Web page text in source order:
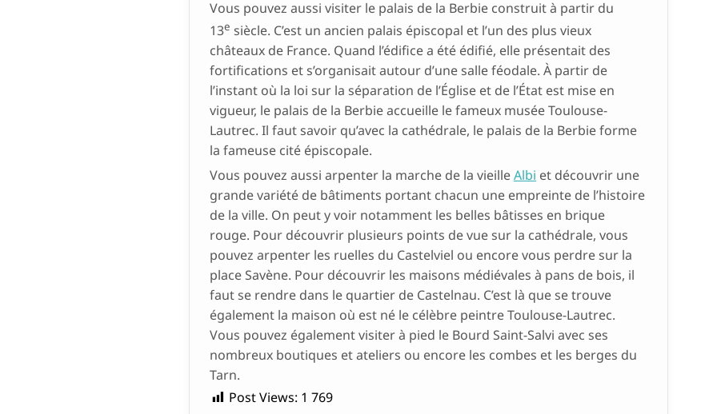
Vous pouvez aussi visiter le palais de la Berbie construit à partir du
13e siècle. C’est un ancien palais épiscopal et l’un des plus vieux
châteaux de France. Quand l’édifice a été édifié, elle présentait des
fortifications et s’organisait autour d’une salle féodale. À partir de
l’instant où la loi sur la séparation de l’Église et de l’État est mise en
vigueur, le palais de la Berbie accueille le fameux musée Toulouse-
Lautrec. Il faut savoir qu’avec la cathédrale, le palais de la Berbie forme
la fameuse cité épiscopale.
Vous pouvez aussi arpenter la marche de la vieilleAlbi et découvrir une
grande variété de bâtiments portant chacun une empreinte de l’histoire
de la ville. On peut y voir notamment les belles bâtisses en brique
rouge. Pour découvrir plusieurs points de vue sur la cathédrale, vous
pouvez arpenter les ruelles du Castelviel ou encore vous perdre sur la
place Savène. Pour découvrir les maisons médiévales à pans de bois, il
faut se rendre dans le quartier de Castelnau. C’est là que se trouve
également la maison où est né le célèbre peintre Toulouse-Lautrec.
Vous pouvez également visiter à pied le Bourd Saint-Salvi avec ses
nombreux boutiques et ateliers ou encore les combes et les berges du
Tarn.
Post Views: 1 769